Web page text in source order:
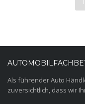
Als führender Auto
zuversichtlich, dass wir